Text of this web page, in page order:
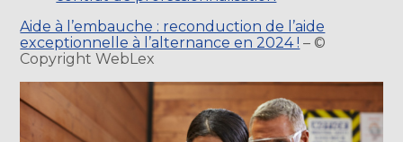
Aide à l’embauche : reconduction de l’aide
exceptionnelle à l’alternance en 2024 ! – ©
Copyright WebLex